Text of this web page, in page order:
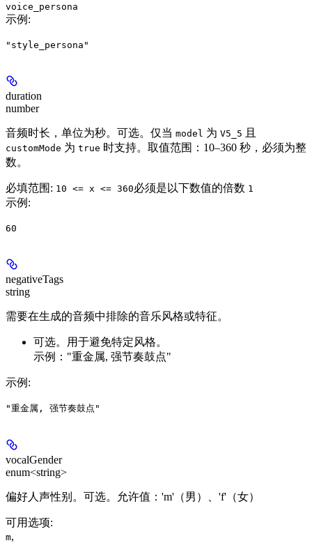
voice_persona
示例 :
"style_persona"
duration
number
音频时长，单位为秒。可选。仅当 model 为 V5_5 且
customMode 为 true 时支持。取值范围：10–360 秒，必须为整
数。
必填范围 : 10 <= x <= 360必须是以下数值的倍数 1
示例 :
60
negativeTags
string
需要在生成的音频中排除的音乐风格或特征。
可选。用于避免特定风格。
示例："重金属, 强节奏鼓点"
示例 :
"重金属, 强节奏鼓点"
vocalGender
enum<string>
偏好人声性别。可选。允许值：'m'（男）、'f'（女）
可用选项:
m,